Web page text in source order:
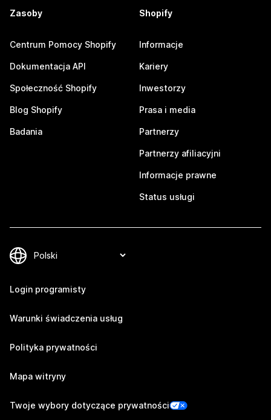
Zasoby
Centrum Pomocy Shopify
Dokumentacja API
Społeczność Shopify
Blog Shopify
Badania
Shopify
Informacje
Kariery
Inwestorzy
Prasa i media
Partnerzy
Partnerzy afiliacyjni
Informacje prawne
Status usługi
Login programisty
Warunki świadczenia usług
Polityka prywatności
Mapa witryny
Twoje wybory dotyczące prywatności